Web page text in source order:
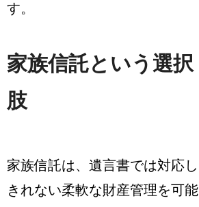
す。
家族信託という選択
肢
家族信託は、遺言書では対応し
きれない柔軟な財産管理を可能